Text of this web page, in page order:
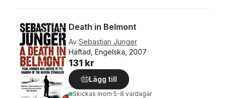
Death in Belmont
Av Sebastian Junger
Häftad, Engelska, 2007
131 kr
Lägg till
Skickas inom 5-8 vardagar